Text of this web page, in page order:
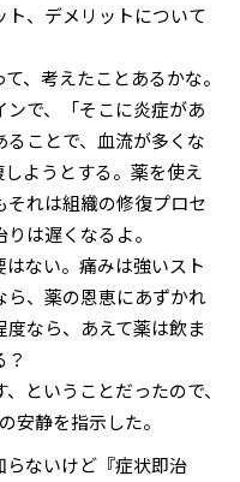
ト、デメリットについて
、考えたことあるかな。
で、「そこに炎症があ
ことで、血流が多くな
ようとする。薬を使え
れは組織の修復プロセ
は遅くなるよ。
ない。痛みは強いスト
ら、薬の恩恵にあずかれ
なら、あえて薬は飲ま
ということだったので、
安静を指示した。
ないけど『症状即治